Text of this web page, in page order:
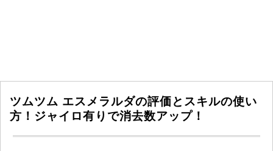
ツムツム エスメラルダの評価とスキルの使い
方！ジャイロ有りで消去数アップ！